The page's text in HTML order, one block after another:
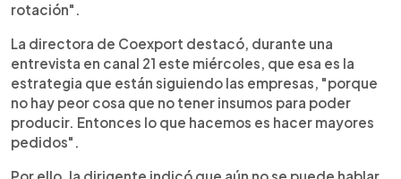
rotación".
La directora de Coexport destacó, durante una
entrevista en canal 21 este miércoles, que esa es la
estrategia que están siguiendo las empresas, "porque
no hay peor cosa que no tener insumos para poder
producir. Entonces lo que hacemos es hacer mayores
pedidos".